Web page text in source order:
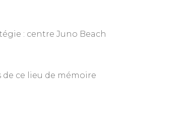
: centre Juno Beach
ce lieu de mémoire